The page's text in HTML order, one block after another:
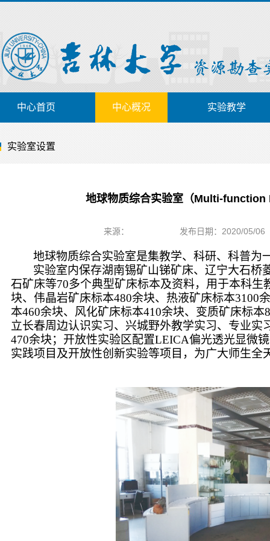
中心首页 中心概况 实验教学
实验室设置
地球物质综合实验室（Multi-
来源： 发布日期：2020/05/06
地球物质综合实验室是集教学、科研、科普为
实验室内保存湖南锡矿山锑矿床、辽宁大石
石矿床等70多个典型矿床标本及资料，用于本科
块、伟晶岩矿床标本480余块、热液矿床标本3100
本460余块、风化矿床标本410余块、变质矿床标本
立长春周边认识实习、兴城野外教学实习、专业
470余块；开放性实验区配置LEICA偏光透光显微镜
实践项目及开放性创新实验等项目，为广大师生全